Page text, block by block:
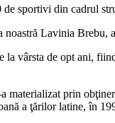
de sportivi din cadrul
Lavinia Brebu,
la vârsta de opt ani,
materializat prin
a ţărilor latine, în